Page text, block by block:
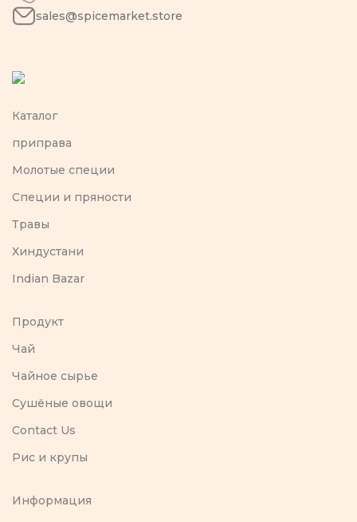
sales@spicemarket.store
Каталог
приправа
Молотые специи
Специи и пряности
Травы
Хиндустани
Indian Bazar
Продукт
Чай
Чайное сырье
Сушёные овощи
Contact Us
Рис и крупы
Информация